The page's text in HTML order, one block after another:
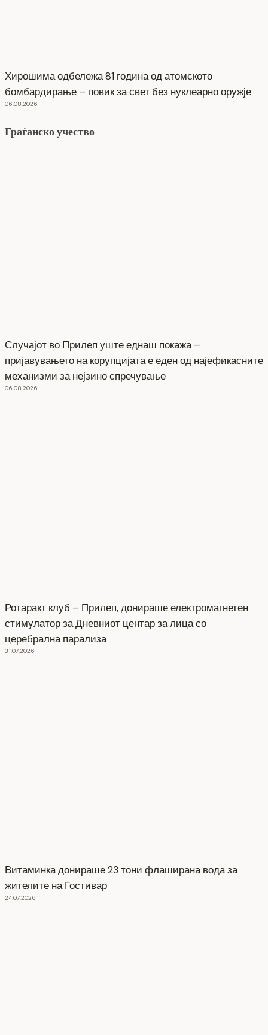
Хирошима одбележа 81 година од атомското
бомбардирање – повик за свет без нуклеарно оружје
06.08.2026
Граѓанско учество
Случајот во Прилеп уште еднаш покажа –
пријавувањето на корупцијата е еден од најефикасните
механизми за нејзино спречување
06.08.2026
Ротаракт клуб – Прилеп, донираше електромагнетен
стимулатор за Дневниот центар за лица со
церебрална парализа
31.07.2026
Витаминка донираше 23 тони флаширана вода за
жителите на Гостивар
24.07.2026